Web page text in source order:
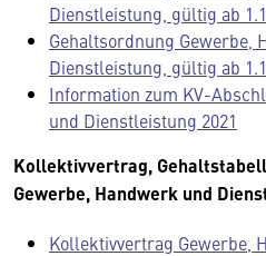
Dienstleistung, gültig ab
Gehaltsordnung Gewerbe,
Dienstleistung, gültig ab
Information zum KV-
und Dienstleistung 2021
Kollektivvertrag,
Gewerbe, Handwerk und
Kollektivvertrag Gewerbe,